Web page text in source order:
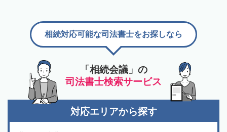
「相続会議」の
司法書士検索サービス
相続対応可能な司法書士をお探しなら
対応エリアから探す